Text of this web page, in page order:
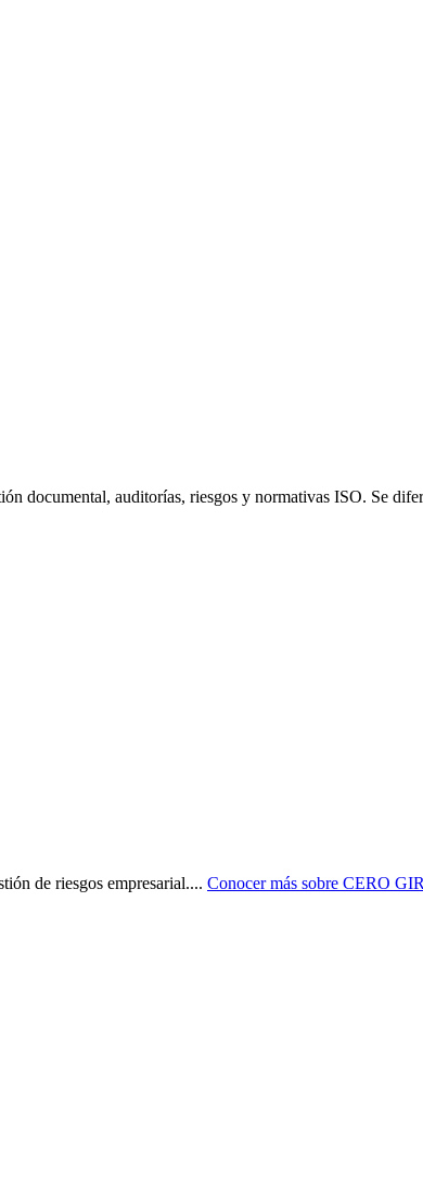
documental, auditorías, riesgos y normativas ISO. Se
de riesgos empresarial.... Conocer más sobre CERO GIR